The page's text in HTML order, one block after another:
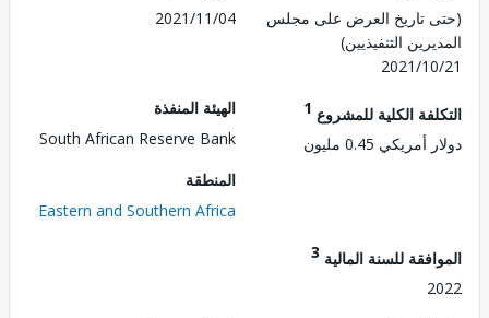
تاريخ العرض على مجلس
التنفيذيين)
2021/
2021/11/04
الكلية للمشروع1
0.45 مليون
الهيئة المنفذة
South African Reserve Bank
Eastern and Southern Africa
للسنة المالية3